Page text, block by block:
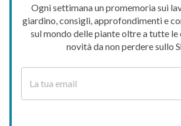
Ogni settimana un promemoria sui
giardino, consigli, approfondimenti e
sul mondo delle piante oltre a tutte le
novità da non perdere sullo